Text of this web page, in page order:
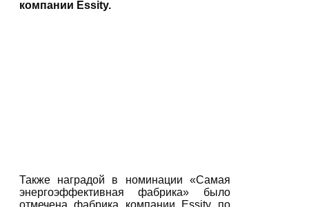
компании Essity.
Также наградой в номинации «Самая
энергоэффективная фабрика» было
отмечена фабрика компании Essity по